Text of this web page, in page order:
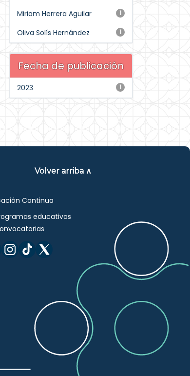
1
Miriam Herrera Aguilar
1
Oliva Solís Hernández
Fecha de publicación
1
2023
Volver arriba ∧
Continua
educativos